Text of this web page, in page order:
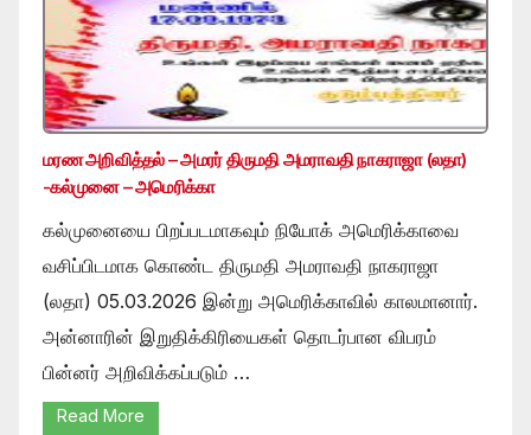
மரண அறிவித்தல் – அமரர் திருமதி அமராவதி நாகராஜா (லதா)
-கல்முனை – அமெரிக்கா
கல்முனையை பிறப்படமாகவும் நியோக் அமெரிக்காவை
வசிப்பிடமாக கொண்ட திருமதி அமராவதி நாகராஜா
(லதா) 05.03.2026 இன்று அமெரிக்காவில் காலமானார்.
அன்னாரின் இறுதிக்கிரியைகள் தொடர்பான விபரம்
பின்னர் அறிவிக்கப்படும் …
Read More